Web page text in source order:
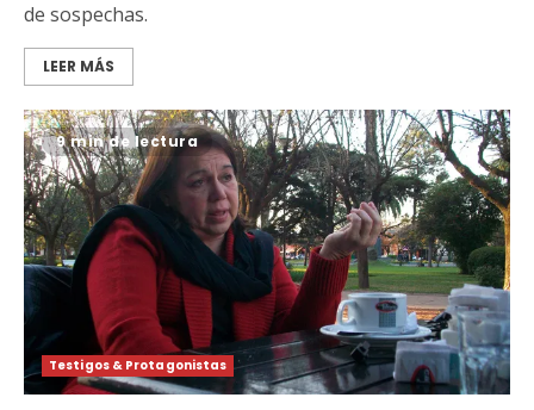
de sospechas.
LEER MÁS
9 min de lectura
Testigos & Protagonistas